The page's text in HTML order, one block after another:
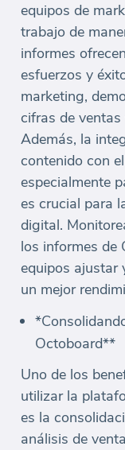
equipos de
trabajo de
informes
esfuerzos y
marketing,
cifras de ventas
Además, la
contenido con
especialmente
es crucial para
digital.
los informes de
equipos ajustar
un mejor
Octoboard**
Uno de los
utilizar la
es la
análisis de